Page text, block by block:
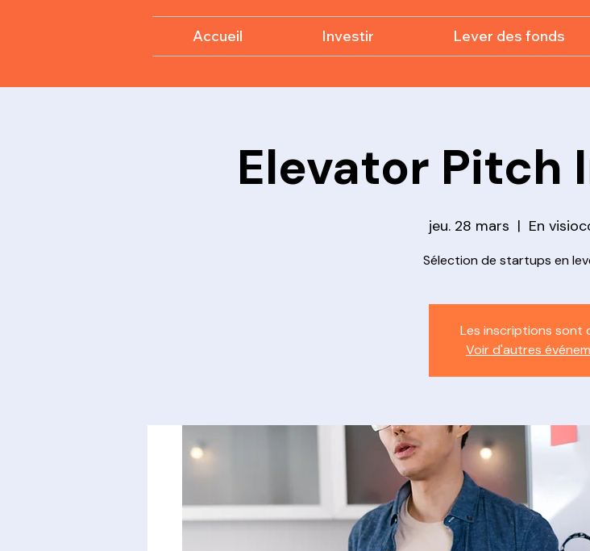
Accueil Investir Lever des fonds
Elevator Pitch
jeu. 28 mars
  |
En
Sélection de startups en
Les inscriptions sont
Voir d'autres